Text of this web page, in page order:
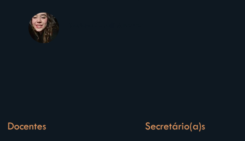
Docentes Secretário(a)s